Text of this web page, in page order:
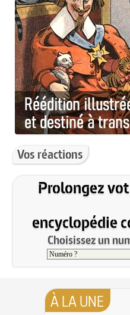
Vos réactions
Prolongez
encyclopédie
Choisissez un
À LA UNE